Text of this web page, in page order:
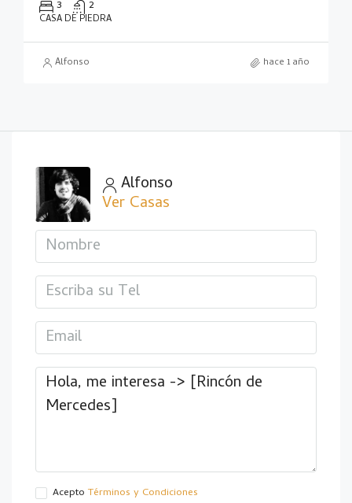
3 2
CASA DE PIEDRA
Alfonso hace 1 año
Alfonso
Ver Casas
Acepto Términos y Condiciones